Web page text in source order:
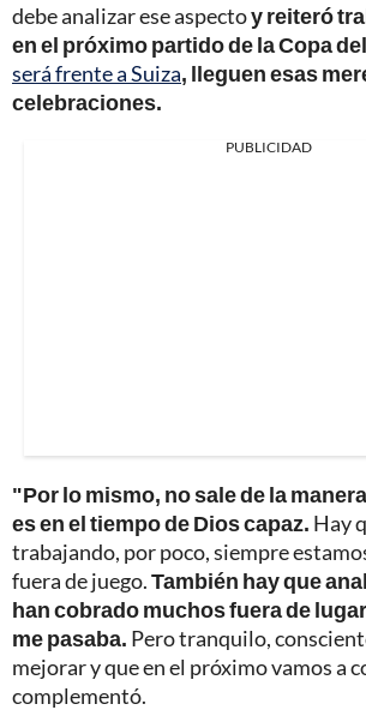
debe analizar ese aspectoy reiteró
en el próximo partido de la Copa
será frente a Suiza, lleguen esas
celebraciones.
PUBLICIDAD
"Por lo mismo, no sale de la
es en el tiempo de Dios capaz. Hay
trabajando, por poco, siempre
fuera de juego.También hay que
han cobrado muchos fuera de
me pasaba. Pero tranquilo,
mejorar y que en el próximo vamos a
complementó.